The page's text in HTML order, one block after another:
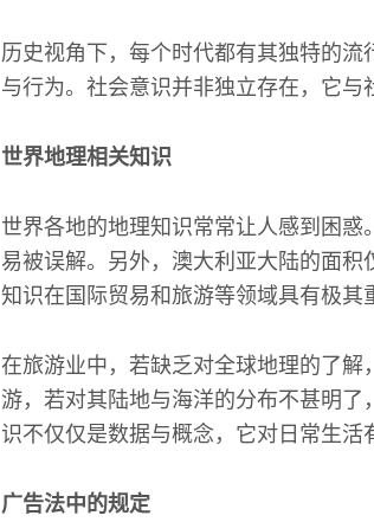
历史视角下，每个时代都有其独特的
与行为。社会意识并非独立存在，它与
世界地理相关知识
世界各地的地理知识常常让人感到困
易被误解。另外，澳大利亚大陆的面
知识在国际贸易和旅游等领域具有极其
在旅游业中，若缺乏对全球地理的了
游，若对其陆地与海洋的分布不甚明
识不仅仅是数据与概念，它对日常生活
广告法中的规定